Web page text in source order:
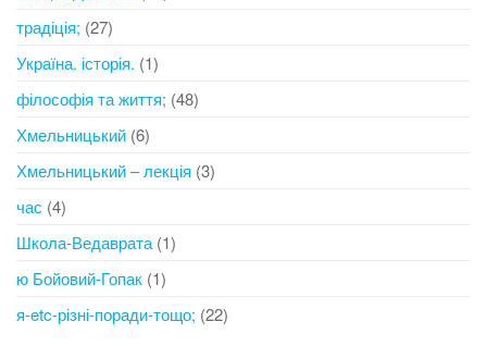
традіція; (27)
Україна. історія. (1)
філософія та життя; (48)
Хмельницький (6)
Хмельницький – лекція (3)
час (4)
Школа-Ведаврата (1)
ю Бойовий-Гопак (1)
я-etc-різні-поради-тощо; (22)